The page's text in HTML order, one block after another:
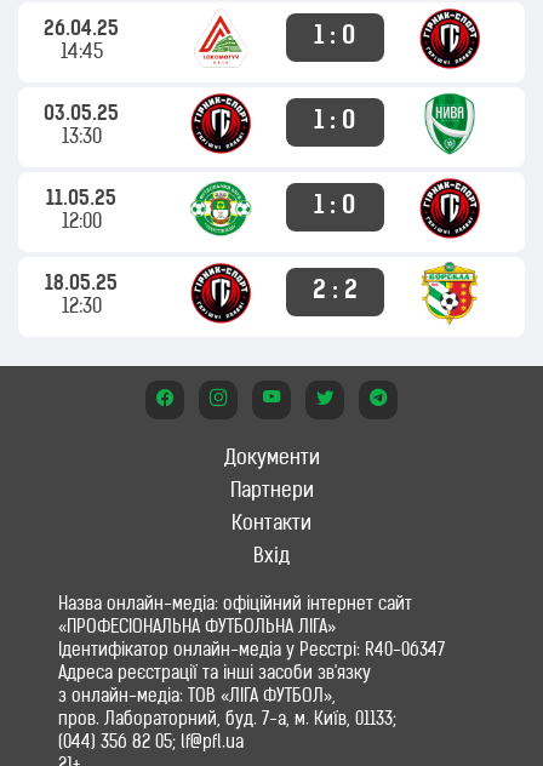
26.04.25
14:45
1 : 0
03.05.25
13:30
1 : 0
11.05.25
12:00
1 : 0
18.05.25
12:30
2 : 2
Документи
Партнери
Контакти
Вхід
Назва онлайн-медіа: офіційний інтернет сайт
«ПРОФЕСІОНАЛЬНА ФУТБОЛЬНА ЛІГА»
Ідентифікатор онлайн-медіа у Реєстрі: R40-06347
Адреса реєстрації та інші засоби зв'язку
з онлайн-медіа: ТОВ «ЛІГА ФУТБОЛ»,
пров. Лабораторний, буд. 7-а, м. Київ, 01133;
(044) 356 82 05; lf@pfl.ua